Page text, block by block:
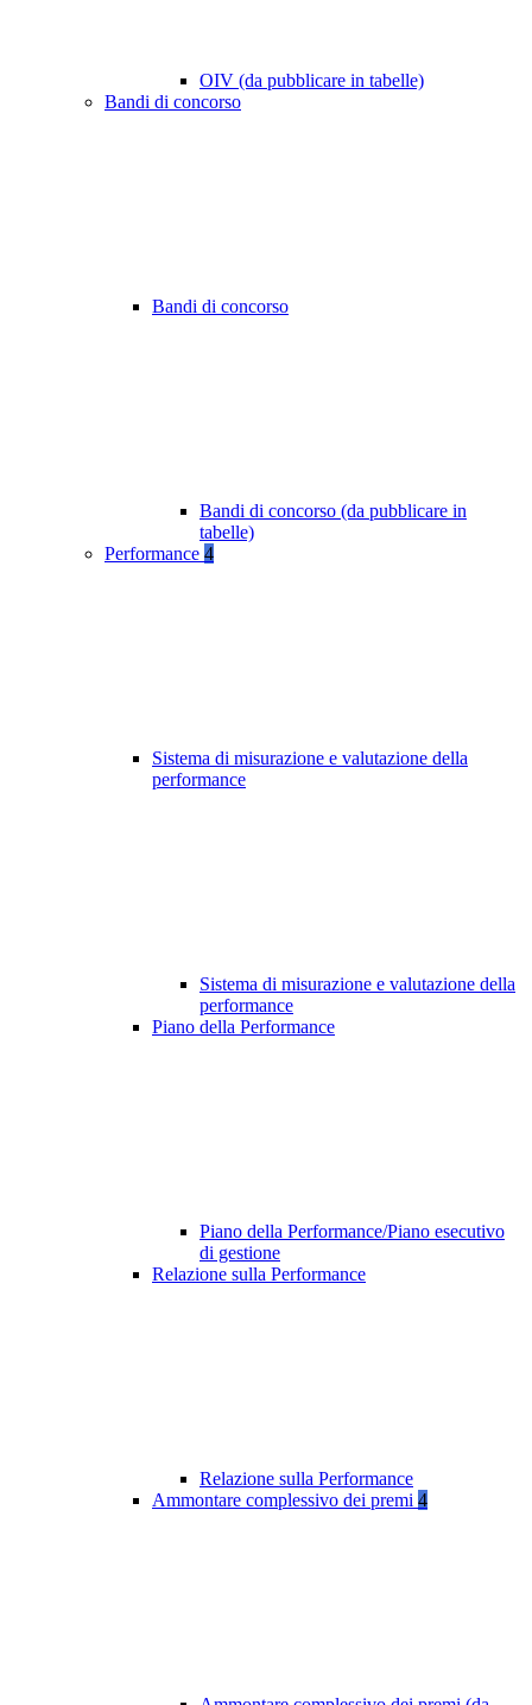
OIV (da pubblicare in tabelle)
Bandi di concorso
Bandi di concorso
Bandi di concorso (da pubblicare in
tabelle)
Performance 4
Sistema di misurazione e valutazione della
performance
Sistema di misurazione e valutazione della
performance
Piano della Performance
Piano della Performance/Piano esecutivo
di gestione
Relazione sulla Performance
Relazione sulla Performance
Ammontare complessivo dei premi 4